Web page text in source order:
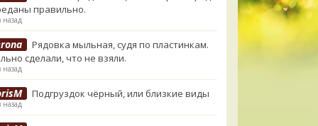
правильно.
назад
Рядовка мыльная, судя по пластинкам.
сделали, что не взяли.
назад
Подгруздок чёрный, или близкие виды
назад